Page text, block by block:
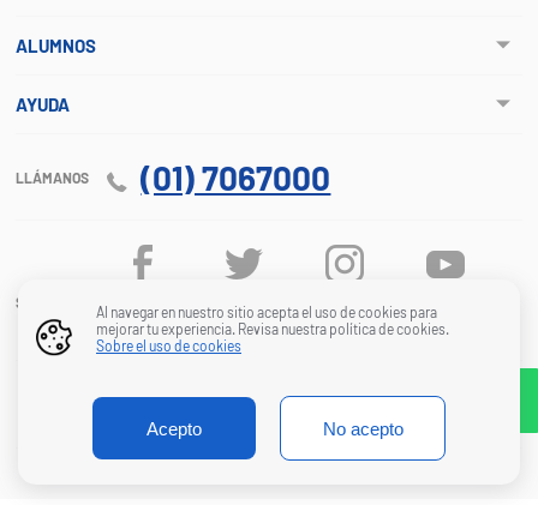
Al navegar en nuestro sitio acepta el uso de cookies para
mejorar tu experiencia. Revisa nuestra política de cookies.
Sobre el uso de cookies
Acepto No acepto
ALUMNOS
AYUDA
LLÁMANOS (01) 7067000
SÍGUENOS
© ICPNA. Todos los derechos reservados 2026